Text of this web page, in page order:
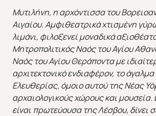
Μυτιλήνη, η αρχόντισσα του
Αιγαίου. Αμφιθεατρικά χτισμένη
λιμάνι, φιλοξενεί μοναδικά
Μητροπολιτικός Ναός του Αγίου
Ναός του Αγίου Θεράποντα με
αρχιτεκτονικό ενδιαφέρον, το
Ελευθερίας, όμοιο αυτού της Νέας
αρχαιολογικούς χώρους και
είναι πρωτεύουσα της Λέσβου, δίνει